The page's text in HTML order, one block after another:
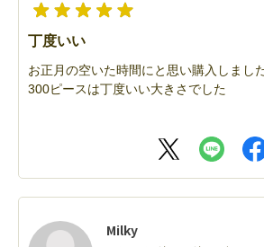
丁度いい
お正月の空いた時間にと思い購入しまし
300ピースは丁度いい大きさでした
Milky